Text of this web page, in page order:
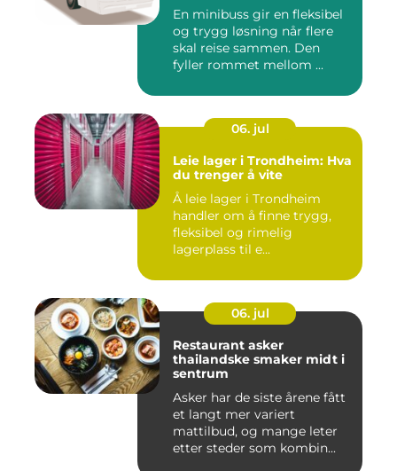
En minibuss gir en fleksibel
og trygg løsning når flere
skal reise sammen. Den
fyller rommet mellom ...
06. jul
Leie lager i Trondheim: Hva
du trenger å vite
Å leie lager i Trondheim
handler om å finne trygg,
fleksibel og rimelig
lagerplass til e...
06. jul
Restaurant asker
thailandske smaker midt i
sentrum
Asker har de siste årene fått
et langt mer variert
mattilbud, og mange leter
etter steder som kombin...